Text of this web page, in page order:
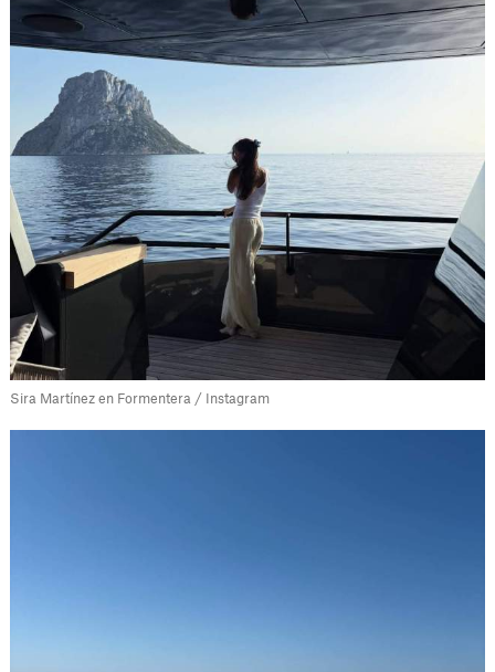
Sira Martínez en Formentera / Instagram